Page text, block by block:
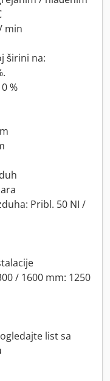
min
širini na:
%
Pribl. 50 NI /
/ 1600 mm: 1250
list sa